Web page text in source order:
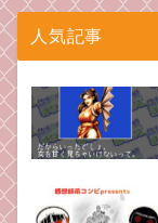
人気記事